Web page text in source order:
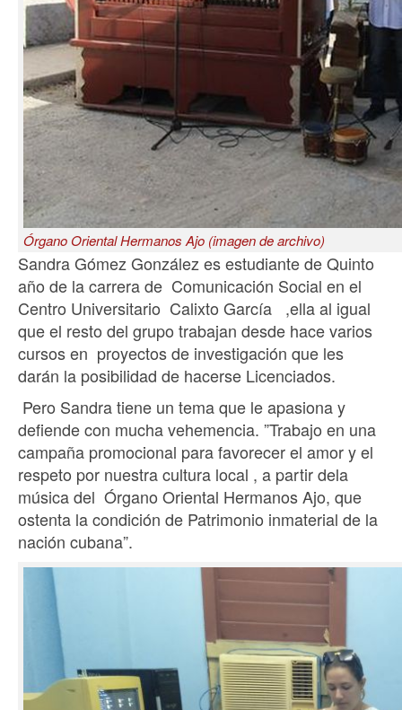
Órgano Oriental Hermanos Ajo (imagen de archivo)
Sandra Gómez González es estudiante de Quinto
año de la carrera de Comunicación Social en el
Centro Universitario Calixto García ,ella al igual
que el resto del grupo trabajan desde hace varios
cursos en proyectos de investigación que les
darán la posibilidad de hacerse Licenciados.
Pero Sandra tiene un tema que le apasiona y
defiende con mucha vehemencia. ”Trabajo en una
campaña promocional para favorecer el amor y el
respeto por nuestra cultura local , a partir dela
música del Órgano Oriental Hermanos Ajo, que
ostenta la condición de Patrimonio inmaterial de la
nación cubana”.